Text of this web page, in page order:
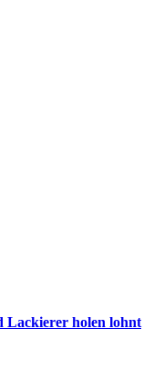
Lackierer holen lohnt